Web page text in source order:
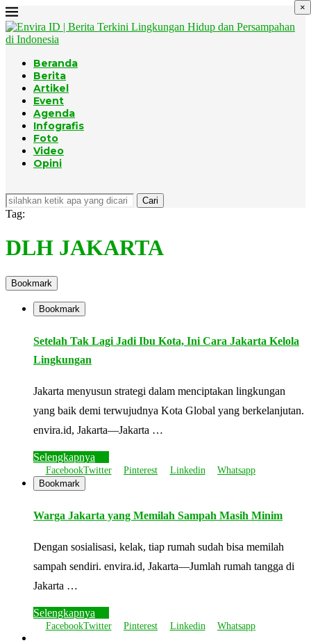
Beranda
Berita
Artikel
Event
Agenda
Infografis
Foto
Video
Opini
Cari
Tag:
DLH JAKARTA
Bookmark
Bookmark
Setelah Tak Lagi Jadi Ibu Kota, Ini Cara Jakarta Kelola
Lingkungan
Jakarta menyusun strategi dalam menciptakan lingkungan
yang baik demi terwujudnya Kota Global yang berkelanjutan.
envira.id, Jakarta—Jakarta …
Selengkapnya
FacebookTwitter Pinterest Linkedin
Whatsapp
Bookmark
Warga Jakarta yang Memilah Sampah Masih Minim
Dengan sosialisasi, kelak, tiap rumah sudah bisa memilah
sampah sendiri. envira.id, Jakarta—Jumlah rumah tangga di
Jakarta …
Selengkapnya
FacebookTwitter Pinterest Linkedin Whatsapp
×